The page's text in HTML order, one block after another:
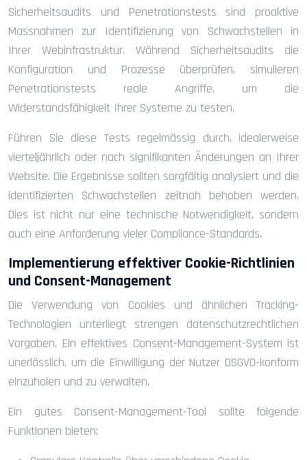
Sicherheitsaudits und Penetrationstests sind proaktive
Massnahmen zur Identifizierung von Schwachstellen in
Ihrer Webinfrastruktur. Während Sicherheitsaudits die
Konfiguration und Prozesse überprüfen, simulieren
Penetrationstests reale Angriffe, um die
Widerstandsfähigkeit Ihrer Systeme zu testen.
Führen Sie diese Tests regelmässig durch, idealerweise
vierteljährlich oder nach signifikanten Änderungen an Ihrer
Website. Die Ergebnisse sollten sorgfältig analysiert und die
identifizierten Schwachstellen zeitnah behoben werden.
Dies ist nicht nur eine technische Notwendigkeit, sondern
auch eine Anforderung vieler Compliance-Standards.
Implementierung effektiver Cookie-Richtlinien
und Consent-Management
Die Verwendung von Cookies und ähnlichen Tracking-
Technologien unterliegt strengen datenschutzrechtlichen
Vorgaben. Ein effektives Consent-Management-System ist
unerlässlich, um die Einwilligung der Nutzer DSGVO-konform
einzuholen und zu verwalten.
Ein gutes Consent-Management-Tool sollte folgende
Funktionen bieten: